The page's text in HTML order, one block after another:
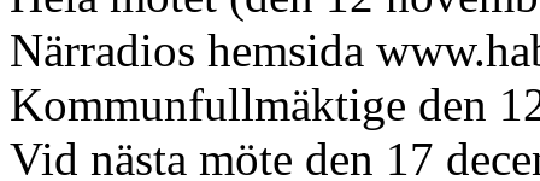
Närradios hemsida
Kommunfullmäktige den
Vid nästa möte den 17